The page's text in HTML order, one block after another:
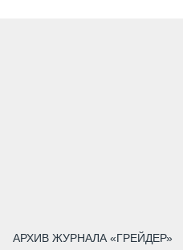
АРХИВ ЖУРНАЛА «ГРЕЙДЕР»